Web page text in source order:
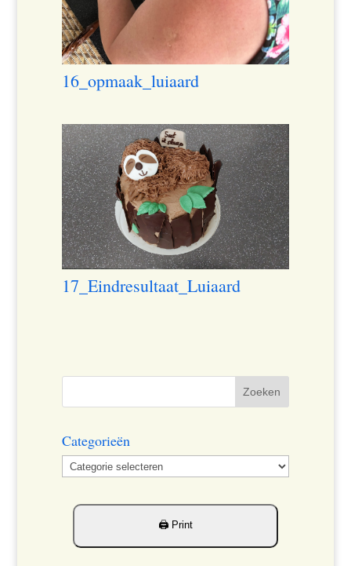
16_opmaak_luiaard
17_Eindresultaat_Luiaard
Categorieën
Categorieën